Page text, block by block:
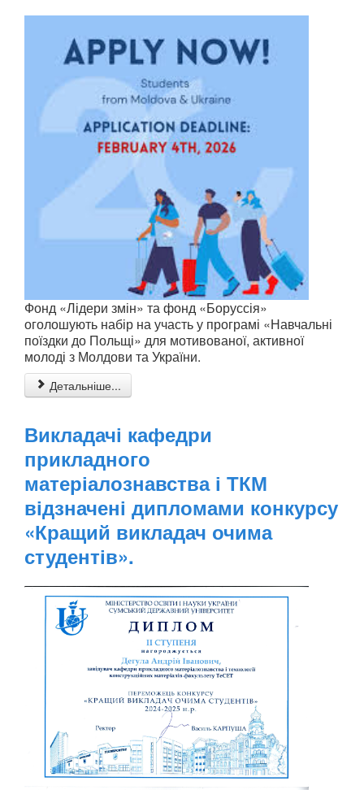
Фонд «Лідери змін» та фонд «Боруссія»
оголошують набір на участь у програмі «Навчальні
поїздки до Польщі» для мотивованої, активної
молоді з Молдови та України.
Детальніше...
Викладачі кафедри
прикладного
матеріалознавства і ТКМ
відзначені дипломами конкурсу
«Кращий викладач очима
студентів».